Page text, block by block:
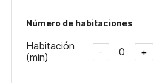
Número de habitaciones
Habitación
(min)
- 0 +